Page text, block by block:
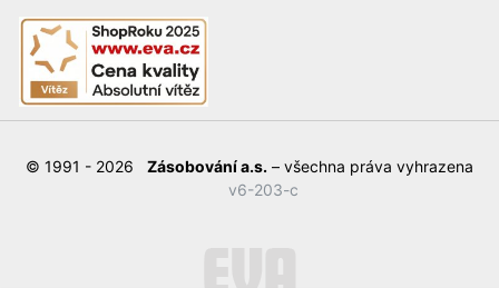
© 1991 - 2026 Zásobování a.s. – všechna práva vyhrazena
v6-203-c